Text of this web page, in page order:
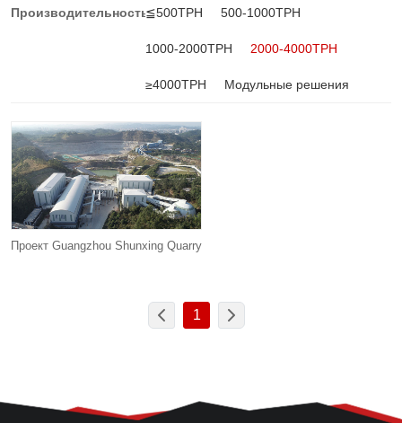
Производительность:≦500TPH 500-1000TPH
1000-2000TPH 2000-4000TPH
≥4000TPH Модульные решения
Проект Guangzhou Shunxing Quarry
1